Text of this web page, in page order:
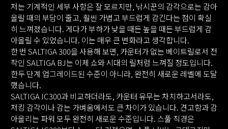
저는 기계적인 세부 사항은 잘 모르지만, 낚시꾼의 감각으로는 감아
올릴 때의 부담이 줄고, 훨씬 가볍고 부드럽게 감긴다는 점이 확실
히 느껴졌습니다. 게다가 부하가 낮을 때든 높을 때든 부드럽게 감
아올릴 수 있었습니다. 이는 매우 큰 변화라고 생각합니다.
한 번 SALTIGA 300을 사용해 보면, 카운터가 없는 베이트릴로서 전
작인 SALTIGA BJ는 이제 쇼와 시대의 릴처럼 느껴질 정도입니다.
한두 단계 업그레이드된 수준이 아니라, 완전히 새로운 레벨에 도달
했습니다.
SALTIGA IC300과 비교하더라도, 카운터 유무는 차치하고서라도,
저킹 감각이나 감는 가벼움에서도 큰 차이가 있습니다. 견고함과 감
아올리는 파워 모두 완전히 새로운 수준입니다. 스풀 직경은